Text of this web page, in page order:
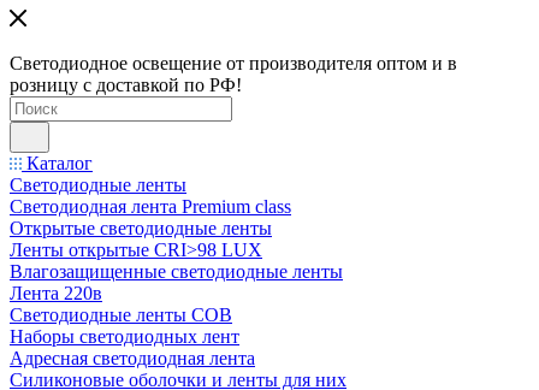
Светодиодное освещение от производителя оптом и в
розницу с доставкой по РФ!
Каталог
Светодиодные ленты
Светодиодная лента Premium class
Открытые светодиодные ленты
Ленты открытые CRI>98 LUX
Влагозащищенные светодиодные ленты
Лента 220в
Светодиодные ленты COB
Наборы светодиодных лент
Адресная светодиодная лента
Силиконовые оболочки и ленты для них